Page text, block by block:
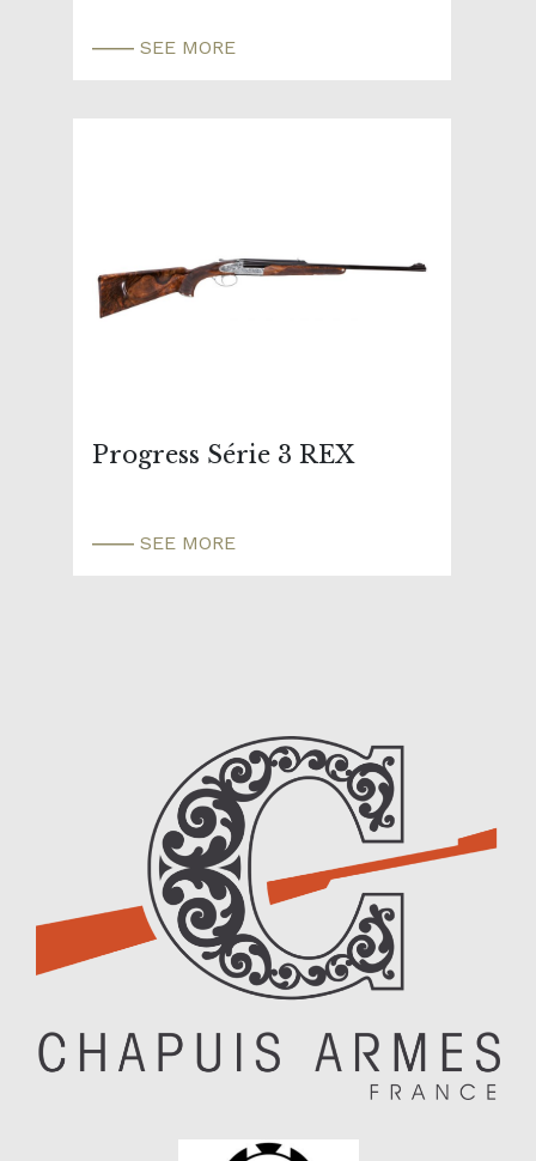
SEE MORE
Progress Série 3 REX
SEE MORE